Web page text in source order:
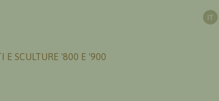
E SCULTURE '800 E '900